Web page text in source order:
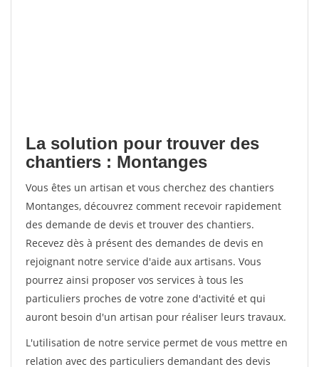
La solution pour trouver des
chantiers : Montanges
Vous êtes un artisan et vous cherchez des chantiers
Montanges, découvrez comment recevoir rapidement
des demande de devis et trouver des chantiers.
Recevez dès à présent des demandes de devis en
rejoignant notre service d'aide aux artisans. Vous
pourrez ainsi proposer vos services à tous les
particuliers proches de votre zone d'activité et qui
auront besoin d'un artisan pour réaliser leurs travaux.
L'utilisation de notre service permet de vous mettre en
relation avec des particuliers demandant des devis